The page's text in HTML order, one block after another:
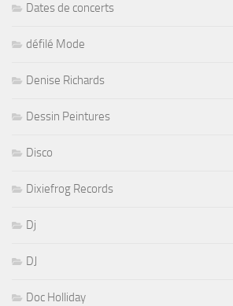
Dates de concerts
défilé Mode
Denise Richards
Dessin Peintures
Disco
Dixiefrog Records
Dj
DJ
Doc Holliday